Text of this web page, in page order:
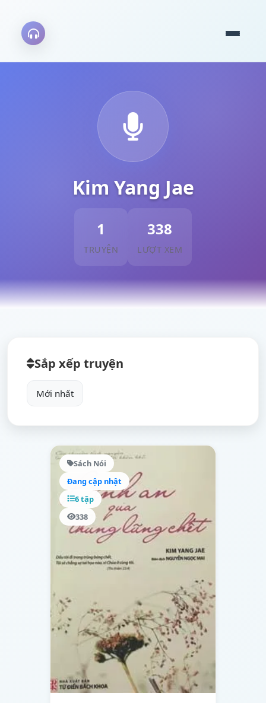
Kim Yang Jae
1
TRUYỆN
338
LƯỢT XEM
Sắp xếp truyện
Sách Nói
Đang cập nhật
6 tập
338